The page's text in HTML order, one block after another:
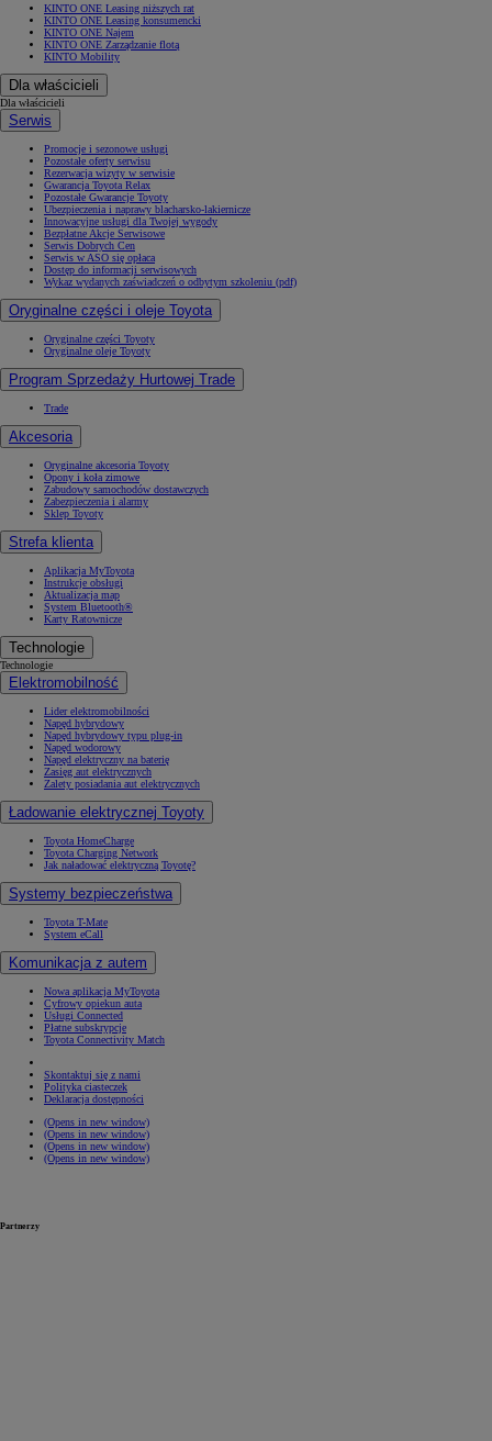
KINTO ONE Leasing niższych rat
KINTO ONE Leasing konsumencki
KINTO ONE Najem
KINTO ONE Zarządzanie flotą
KINTO Mobility
Dla właścicieli
Dla właścicieli
Serwis
Promocje i sezonowe usługi
Pozostałe oferty serwisu
Rezerwacja wizyty w serwisie
Gwarancja Toyota Relax
Pozostałe Gwarancje Toyoty
Ubezpieczenia i naprawy blacharsko-lakiernicze
Innowacyjne usługi dla Twojej wygody
Bezpłatne Akcje Serwisowe
Serwis Dobrych Cen
Serwis w ASO się opłaca
Dostęp do informacji serwisowych
Wykaz wydanych zaświadczeń o odbytym szkoleniu (pdf)
Oryginalne części i oleje Toyota
Oryginalne części Toyoty
Oryginalne oleje Toyoty
Program Sprzedaży Hurtowej Trade
Trade
Akcesoria
Oryginalne akcesoria Toyoty
Opony i koła zimowe
Zabudowy samochodów dostawczych
Zabezpieczenia i alarmy
Sklep Toyoty
Strefa klienta
Aplikacja MyToyota
Instrukcje obsługi
Aktualizacja map
System Bluetooth®
Karty Ratownicze
Technologie
Technologie
Elektromobilność
Lider elektromobilności
Napęd hybrydowy
Napęd hybrydowy typu plug-in
Napęd wodorowy
Napęd elektryczny na baterię
Zasięg aut elektrycznych
Zalety posiadania aut elektrycznych
Ładowanie elektrycznej Toyoty
Toyota HomeCharge
Toyota Charging Network
Jak naładować elektryczną Toyotę?
Systemy bezpieczeństwa
Toyota T-Mate
System eCall
Komunikacja z autem
Nowa aplikacja MyToyota
Cyfrowy opiekun auta
Usługi Connected
Płatne subskrypcje
Toyota Connectivity Match
Skontaktuj się z nami
Polityka ciasteczek
Deklaracja dostępności
(Opens in new window)
(Opens in new window)
(Opens in new window)
(Opens in new window)
Partnerzy